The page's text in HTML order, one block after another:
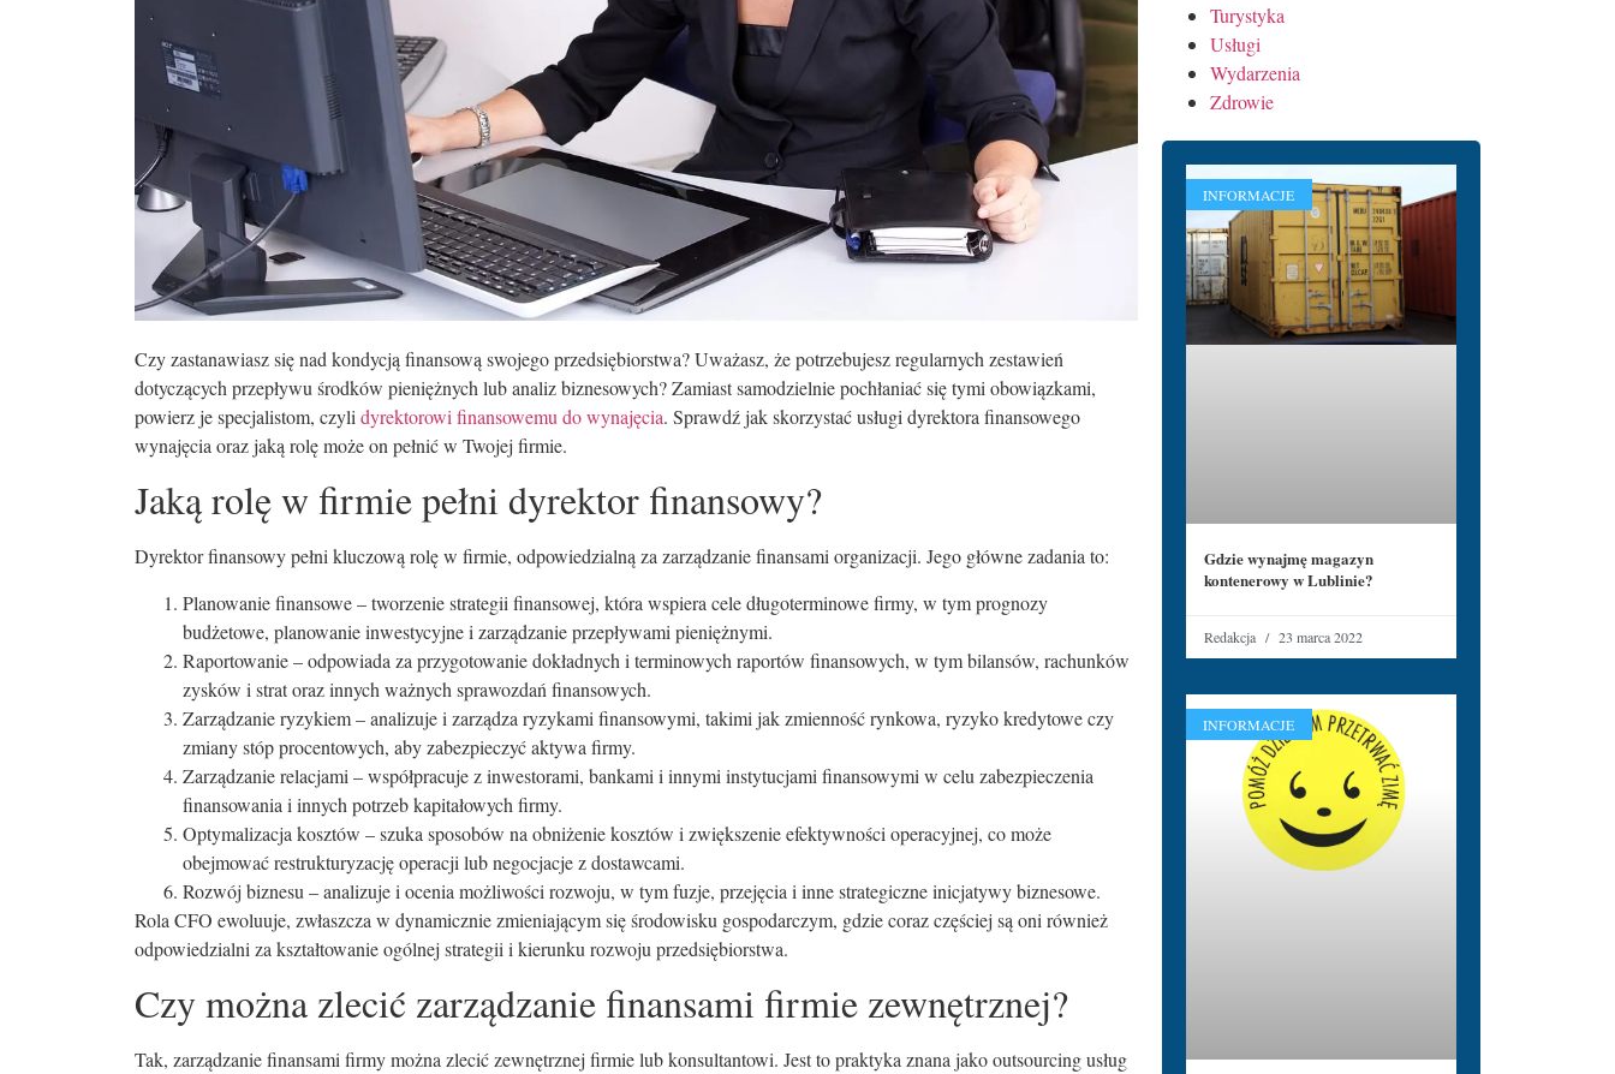
Czy zastanawiasz się nad kondycją finansową swojego przedsiębiorstwa? Uważasz, że potrzebujesz regularnych zestawień
dotyczących przepływu środków pieniężnych lub analiz biznesowych? Zamiast samodzielnie pochłaniać się tymi obowiązkami,
powierz je specjalistom, czyli dyrektorowi finansowemu do wynajęcia. Sprawdź jak skorzystać usługi dyrektora finansowego
wynajęcia oraz jaką rolę może on pełnić w Twojej firmie.
Jaką rolę w firmie pełni dyrektor finansowy?
Dyrektor finansowy pełni kluczową rolę w firmie, odpowiedzialną za zarządzanie finansami organizacji. Jego główne zadania to:
Planowanie finansowe – tworzenie strategii finansowej, która wspiera cele długoterminowe firmy, w tym prognozy
budżetowe, planowanie inwestycyjne i zarządzanie przepływami pieniężnymi.
Raportowanie – odpowiada za przygotowanie dokładnych i terminowych raportów finansowych, w tym bilansów, rachunków
zysków i strat oraz innych ważnych sprawozdań finansowych.
Zarządzanie ryzykiem – analizuje i zarządza ryzykami finansowymi, takimi jak zmienność rynkowa, ryzyko kredytowe czy
zmiany stóp procentowych, aby zabezpieczyć aktywa firmy.
Zarządzanie relacjami – współpracuje z inwestorami, bankami i innymi instytucjami finansowymi w celu zabezpieczenia
finansowania i innych potrzeb kapitałowych firmy.
Optymalizacja kosztów – szuka sposobów na obniżenie kosztów i zwiększenie efektywności operacyjnej, co może
obejmować restrukturyzację operacji lub negocjacje z dostawcami.
Rozwój biznesu – analizuje i ocenia możliwości rozwoju, w tym fuzje, przejęcia i inne strategiczne inicjatywy biznesowe.
Rola CFO ewoluuje, zwłaszcza w dynamicznie zmieniającym się środowisku gospodarczym, gdzie coraz częściej są oni również
odpowiedzialni za kształtowanie ogólnej strategii i kierunku rozwoju przedsiębiorstwa.
Czy można zlecić zarządzanie finansami firmie zewnętrznej?
Tak, zarządzanie finansami firmy można zlecić zewnętrznej firmie lub konsultantowi. Jest to praktyka znana jako outsourcing usług
Turystyka
Usługi
Wydarzenia
Zdrowie
INFORMACJE
Gdzie wynajmę magazyn
kontenerowy w Lublinie?
Redakcja 23 marca 2022
INFORMACJE